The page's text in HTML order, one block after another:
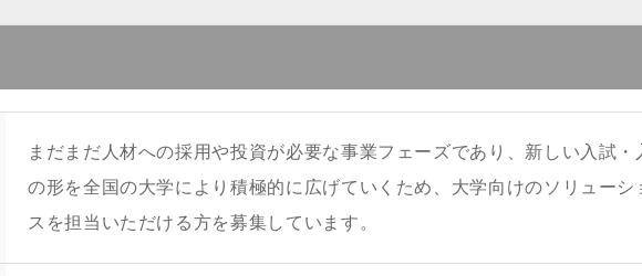
まだまだ人材への採用や投資が必要な事業フェーズであり、新しい入試・
の形を全国の大学により積極的に広げていくため、大学向けのソリューシ
スを担当いただける方を募集しています。